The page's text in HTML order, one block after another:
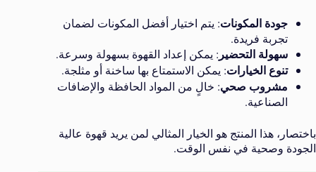
جودة المكونات: يتم اختيار أفضل المكونات لضمان
تجربة فريدة.
سهولة التحضير : يمكن إعداد القهوة بسهولة وسرعة.
تنوع الخيارات: يمكن الاستمتاع بها ساخنة أو مثلجة.
مشروب صحي: خالٍ من المواد الحافظة والإضافات
الصناعية.
باختصار، هذا المنتج هو الخيار المثالي لمن يريد قهوة عالية
الجودة وصحية في نفس الوقت.